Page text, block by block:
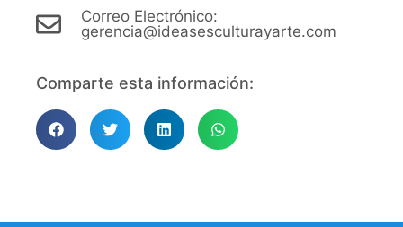
Correo Electrónico:
gerencia@ideasesculturayarte.com
Comparte esta información: